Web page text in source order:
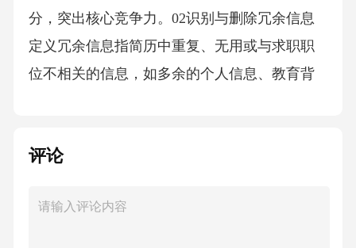
分，突出核心竞争力。02识别与删除冗余信息
定义冗余信息指简历中重复、无用或与求职职
位不相关的信息，如多余的个人信息、教育背
字体、颜色、图案等。01排查方法逐一检查简
干扰。02优化建议保持简历简洁、清晰，使用
评论